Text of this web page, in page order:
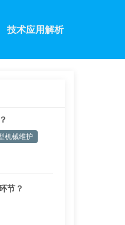
技术应用解析
机械维护
节？